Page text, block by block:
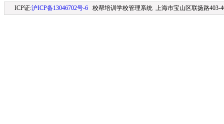
ICP证:沪ICP备13046702号-6校帮培训学校管理系统 上海市宝山区联扬路